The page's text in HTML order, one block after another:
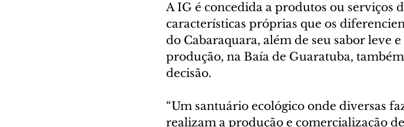
A IG é concedida a produtos ou serviços
características próprias que os
do Cabaraquara, além de seu sabor leve
produção, na Baía de Guaratuba,
decisão.
“Um santuário ecológico onde diversas
realizam a produção e comercialização